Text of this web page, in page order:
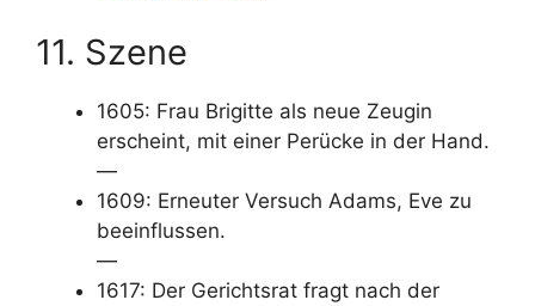
11. Szene
1605: Frau Brigitte als neue Zeugin
erscheint, mit einer Perücke in der Hand.
—
1609: Erneuter Versuch Adams, Eve zu
beeinflussen.
—
1617: Der Gerichtsrat fragt nach der